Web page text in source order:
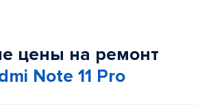
цены на ремонт
Note 11 Pro